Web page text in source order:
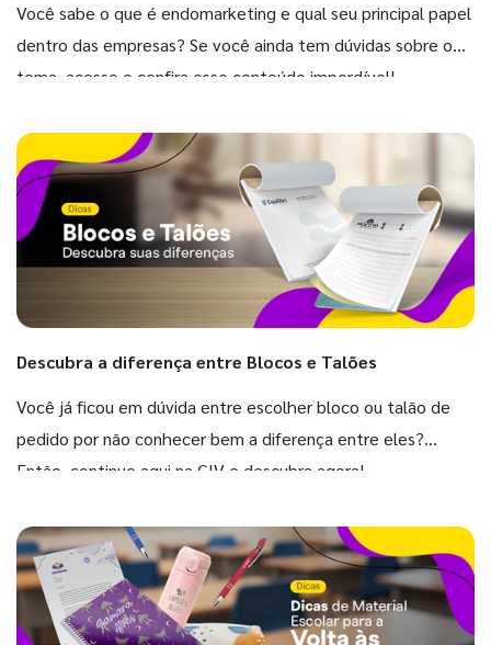
Você sabe o que é endomarketing e qual seu principal papel
dentro das empresas? Se você ainda tem dúvidas sobre o
tema, acesse e confira esse conteúdo imperdível!
Descubra a diferença entre Blocos e Talões
Você já ficou em dúvida entre escolher bloco ou talão de
pedido por não conhecer bem a diferença entre eles?
Então, continue aqui na GIV e descubra agora!